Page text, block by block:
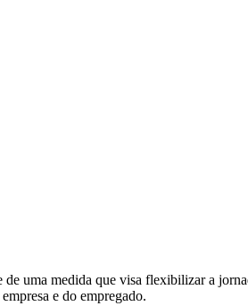
uma medida que visa flexibilizar a
e do empregado.